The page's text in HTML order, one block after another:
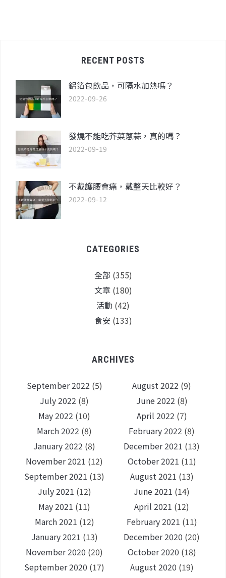
RECENT POSTS
鋁箔包飲品，可隔水加熱嗎？
2022-09-26
發燒不能吃芥菜蔥蒜，真的嗎？
2022-09-19
不戴護腰會痛，戴整天比較好？
2022-09-12
CATEGORIES
全部 (355)
文章(180)
活動 (42)
食安 (133)
ARCHIVES
September 2022 (5) August 2022 (9)
July 2022 (8) June 2022 (8)
May 2022 (10) April 2022 (7)
March 2022 (8) February 2022 (8)
January 2022 (8) December 2021 (13)
November 2021 (12) October 2021 (11)
September 2021 (13) August 2021 (13)
July 2021 (12) June 2021 (14)
May 2021 (11) April 2021 (12)
March 2021 (12) February 2021 (11)
January 2021 (13) December 2020 (20)
November 2020 (20) October 2020 (18)
September 2020 (17) August 2020 (19)